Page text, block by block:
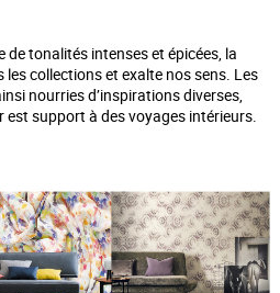
de tonalités intenses et épicées, la
les collections et exalte nos sens. Les
nourries d’inspirations diverses,
support à des voyages intérieurs.